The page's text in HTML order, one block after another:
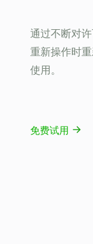
通过不断对
重新操作时
使用。
免费试用